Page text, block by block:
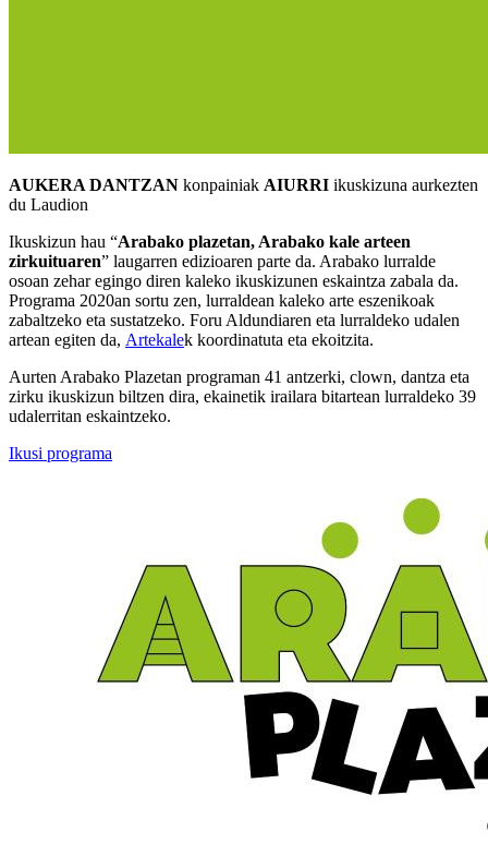
AUKERA DANTZAN konpainiak AIURRI ikuskizuna aurkezten
du Laudion
Ikuskizun hau “Arabako plazetan, Arabako kale arteen
zirkuituaren” laugarren edizioaren parte da. Arabako lurralde
osoan zehar egingo diren kaleko ikuskizunen eskaintza zabala da.
Programa 2020an sortu zen, lurraldean kaleko arte eszenikoak
zabaltzeko eta sustatzeko. Foru Aldundiaren eta lurraldeko udalen
artean egiten da, Artekalek koordinatuta eta ekoitzita.
Aurten Arabako Plazetan programan 41 antzerki, clown, dantza eta
zirku ikuskizun biltzen dira, ekainetik irailara bitartean lurraldeko 39
udalerritan eskaintzeko.
Ikusi programa